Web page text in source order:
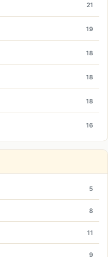
21
19
18
18
18
16
5
8
11
9